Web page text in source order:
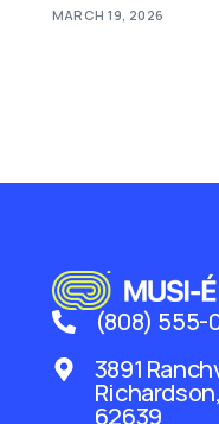
MARCH 19, 2026
(808) 555-
3891
62639